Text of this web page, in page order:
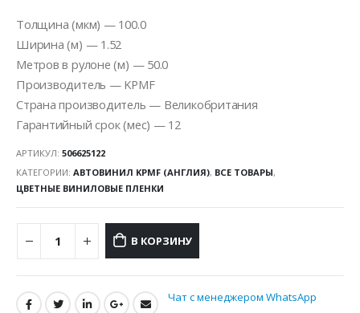
Толщина (мкм) — 100.0
Ширина (м) — 1.52
Метров в рулоне (м) — 50.0
Производитель — KPMF
Страна производитель — Великобритания
Гарантийный срок (мес) — 12
АРТИКУЛ: 506625122
КАТЕГОРИИ: АВТОВИНИЛ KPMF (АНГЛИЯ), ВСЕ ТОВАРЫ,
ЦВЕТНЫЕ ВИНИЛОВЫЕ ПЛЕНКИ
В КОРЗИНУ
Чат с менеджером WhatsApp